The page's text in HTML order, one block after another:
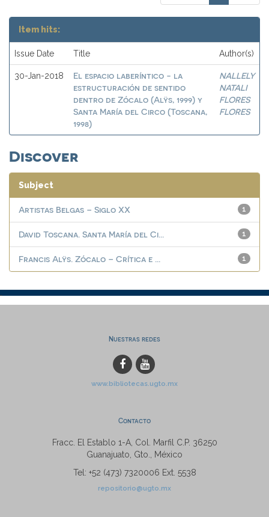
Item hits:
Issue Date Title Author(s)
30-Jan-2018
El espacio laberíntico - la
estructuración de sentido
dentro de Zócalo (Alÿs, 1999) y
Santa María del Circo (Toscana,
1998)
NALLELY
NATALI
FLORES
FLORES
Discover
Subject
1
Artistas Belgas – Siglo XX
1
David Toscana. Santa María del Ci...
1
Francis Alÿs. Zócalo – Crítica e ...
Nuestras redes
www.bibliotecas.ugto.mx
Contacto
Fracc. El Establo 1-A, Col. Marfil C.P. 36250
Guanajuato, Gto., México
Tel: +52 (473) 7320006 Ext. 5538
repositorio@ugto.mx